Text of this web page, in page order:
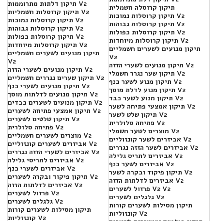
תיקון דלתות מתרוממות V2
תיקון קרוסלות חשמליות V2
תיקון קרוסלות נמוכות V2
תיקון קרוסלות גבוהות V2
תיקון קרוסלות כפולות V2
תיקון קרוסלות מיוחדות V2
תיקון מנועים לשערים חשמליים
V2
תיקון מנועים לשערי הזזה V2
תיקון שערים נגררים חשמליים V2
תיקון מנועים לשערי כנף V2
תיקון מנועים לדלתות מוסך V2
תיקון מנועים לשערים כבדים V2
תיקון אמצעי פתיחה לשערים V2
תיקון שלטים לשערים V2
פתיחה סלולרית V2
מוצרים לשערים חשמליים V2
אביזרים לשערים קונזוליים V2
אביזרים לשערי הזזה נגררים V2
אביזרים לתריסי גלילה V2
אביזרים לשערי כנף V2
תיקון פיקוד ובקרה לשערים V2
אביזרים לדלתות הזזה V2
פרזול לשערים V2
גלגלים לשערים V2
תיקון מסילות לשערים קורות
קונזוליות V2
תיקון קרוסלה חשמלית
תיקון קרוסלות נמוכות V2
תיקון קרוסלות גבוהות V2
תיקון קרוסלות כפולות V2
תיקון קרוסלות מיוחדות V2
תיקון מנועים לשערים חשמליים
V2
תיקון מנועים לשערי הזזה V2
תיקון שער נגרר חשמלי V2
תיקון מנוע לשער כנף V2
תיקון מנוע לדלת מוסך V2
תיקון מנוע לשער כבד V2
תיקון אמצעי פתיחה לשער V2
תיקון שלט לשער V2
פתיחה סלולרית V2
מוצרים לשער חשמלי V2
אביזרים לשער קונזוליים V2
אביזרים לשער הזזה נגררים V2
אביזרים לתריס גלילה V2
אביזרים לשער כנף V2
תיקון פיקוד ובקרה לשער V2
אביזרים לדלתות הזזה V2
פרזול לשערים V2 V2
גלגלים לשערים V2
תיקון מסילות לשערים קורות
קונזוליות V2